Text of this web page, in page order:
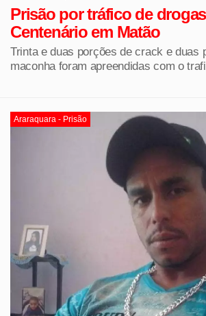
Prisão por tráfico de
Centenário em Matão
Trinta e duas porções de crack e duas
maconha foram apreendidas com o
Araraquara - Prisão